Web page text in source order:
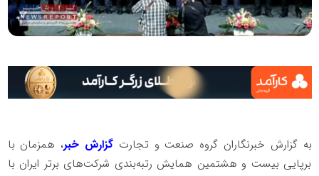
به گزارش خبرنگاران گروه صنعت و تجارتگزارش خبر، همزمان با
برپایی بیست و هشتمین همایش رتبه‌بندی شرکت‌های برتر ایران با